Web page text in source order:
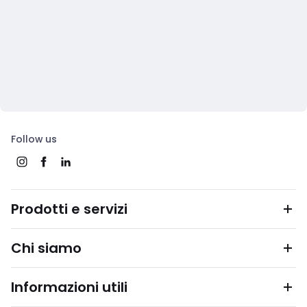
Follow us
Prodotti e servizi
Chi siamo
Informazioni utili